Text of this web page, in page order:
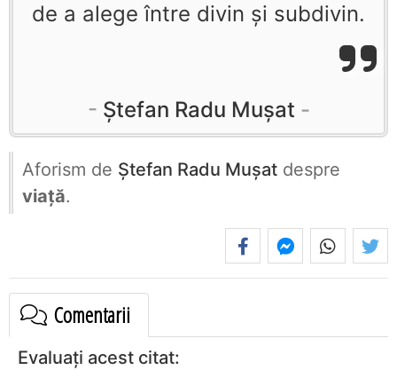
de a alege între divin și subdivin.
Ştefan Radu Muşat
Aforism de Ştefan Radu Muşat despre
viață.
Comentarii
Evaluați acest citat: